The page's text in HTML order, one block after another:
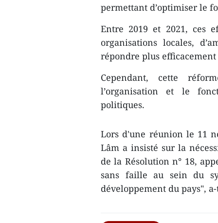
permettant d’optimiser le
Entre 2019 et 2021, ces
organisations locales,
répondre plus
Cependant, cette
l’organisation et le
politiques.
Lors d'une réunion le 11
Lâm a insisté sur la
de la Résolution n° 18,
sans faille au sein du
développement du pays",